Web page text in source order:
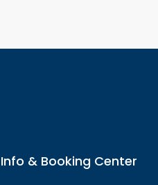
Info & Booking Center